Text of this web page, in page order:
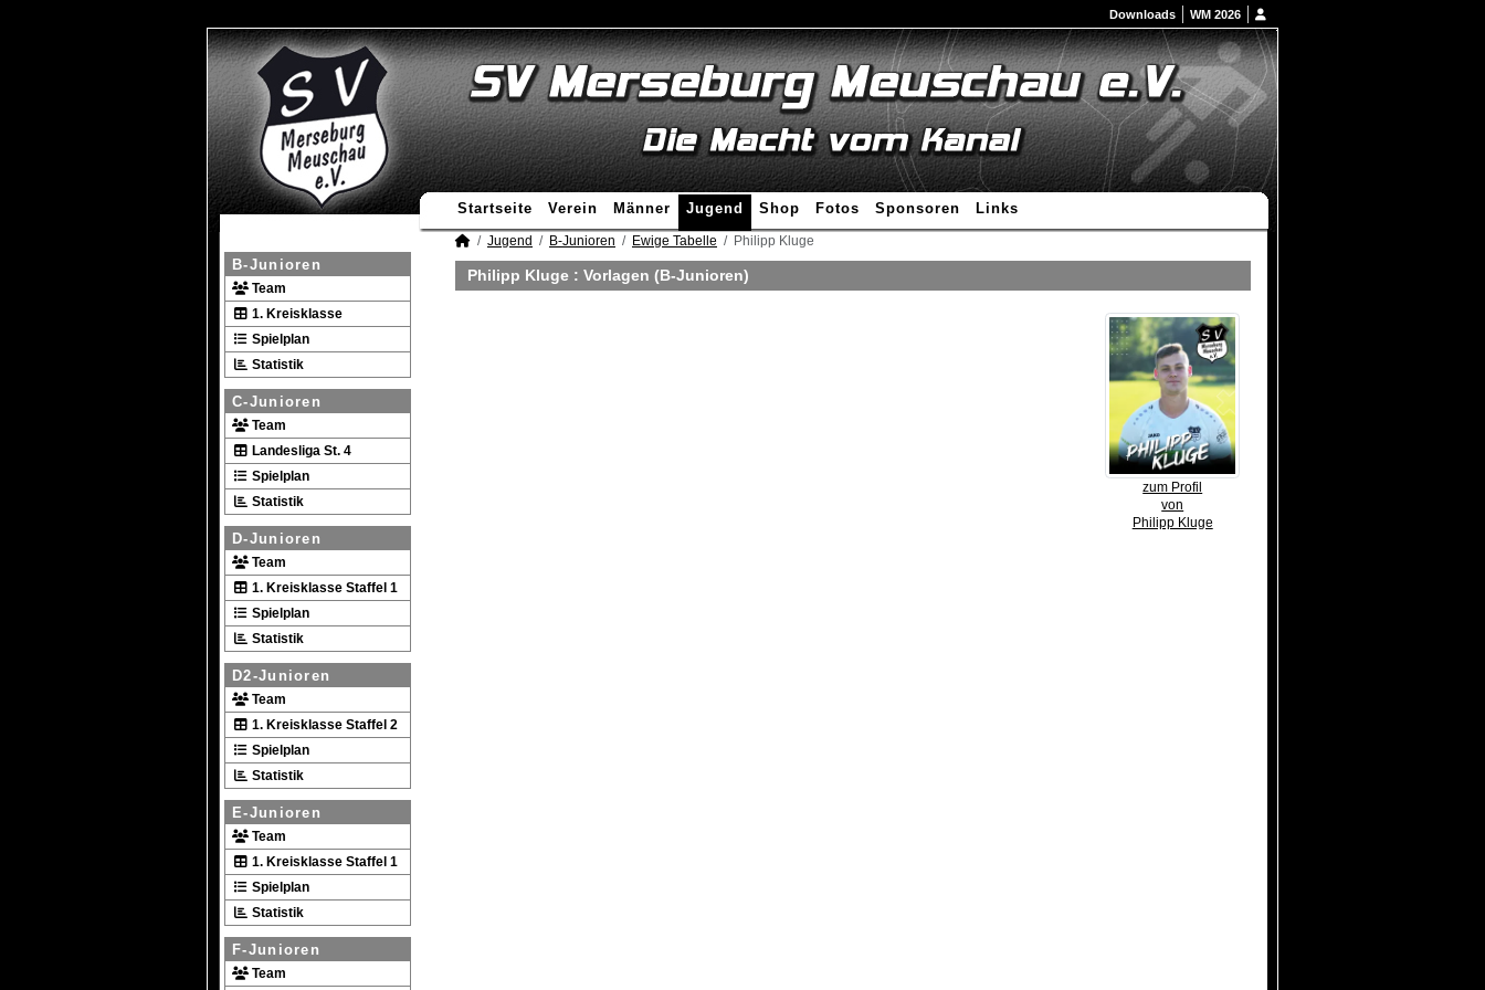
Downloads WM 2026
Startseite Verein Männer Jugend Shop Fotos Sponsoren Links
B-Junioren
Team
1. Kreisklasse
Spielplan
Statistik
C-Junioren
Team
Landesliga St. 4
Spielplan
Statistik
D-Junioren
Team
1. Kreisklasse Staffel 1
Spielplan
Statistik
D2-Junioren
Team
1. Kreisklasse Staffel 2
Spielplan
Statistik
E-Junioren
Team
1. Kreisklasse Staffel 1
Spielplan
Statistik
F-Junioren
Team
Jugend B-Junioren Ewige Tabelle Philipp Kluge
Philipp Kluge : Vorlagen (B-Junioren)
zum Profil
von
Philipp Kluge